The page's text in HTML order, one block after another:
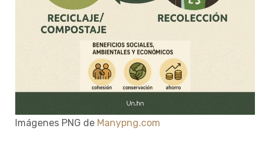
Imágenes PNG de Manypng.com